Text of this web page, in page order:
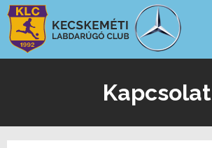
Kapcsolat